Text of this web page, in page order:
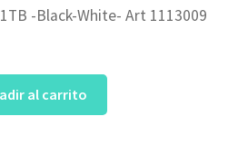
-Black-White- Art 1113009
al carrito